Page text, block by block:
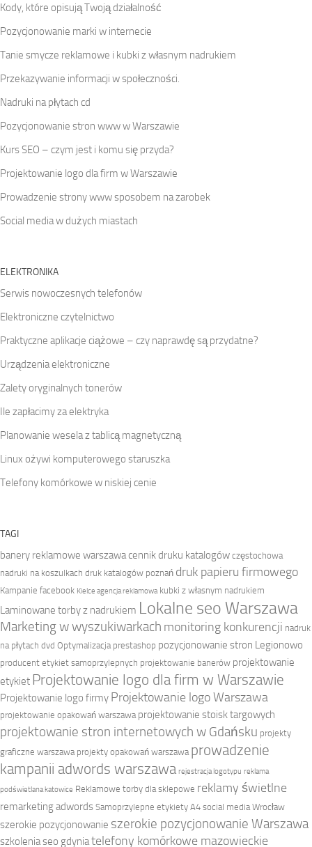
Kody, które opisują Twoją działalność
Pozycjonowanie marki w internecie
Tanie smycze reklamowe i kubki z własnym nadrukiem
Przekazywanie informacji w społeczności.
Nadruki na płytach cd
Pozycjonowanie stron www w Warszawie
Kurs SEO – czym jest i komu się przyda?
Projektowanie logo dla firm w Warszawie
Prowadzenie strony www sposobem na zarobek
Social media w dużych miastach
ELEKTRONIKA
Serwis nowoczesnych telefonów
Elektroniczne czytelnictwo
Praktyczne aplikacje ciążowe – czy naprawdę są przydatne?
Urządzenia elektroniczne
Zalety oryginalnych tonerów
Ile zapłacimy za elektryka
Planowanie wesela z tablicą magnetyczną
Linux ożywi komputerowego staruszka
Telefony komórkowe w niskiej cenie
TAGI
banery reklamowe warszawacennik druku katalogów częstochowa
nadruki na koszulkach druk katalogów poznań druk papieru firmowego
Kampanie facebook Kielce agencja reklamowa kubki z własnym nadrukiem
Laminowane torby z nadrukiem Lokalne seo Warszawa
Marketing w wyszukiwarkach monitoring konkurencji nadruk
na płytach dvd Optymalizacja prestashop pozycjonowanie stron Legionowo
producent etykiet samoprzylepnych projektowanie banerów projektowanie
etykiet Projektowanie logo dla firm w Warszawie
Projektowanie logo firmy Projektowanie logo Warszawa
projektowanie opakowań warszawa projektowanie stoisk targowych
projektowanie stron internetowych w Gdańsku projekty
graficzne warszawa projekty opakowań warszawa prowadzenie
kampanii adwords warszawa rejestracja logotypu reklama
podświetlana katowice Reklamowe torby dla sklepowe reklamy świetlne
remarketing adwords Samoprzylepne etykiety A4 social media Wrocław
szerokie pozycjonowanie szerokie pozycjonowanie Warszawa
szkolenia seo gdyniatelefony komórkowe mazowieckie